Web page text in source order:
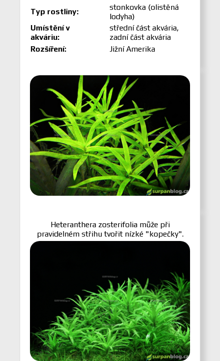
Typ rostliny:
stonkovka (olistěná
lodyha)
Umístění v
akváriu:
střední část akvária,
zadní část akvária
Rozšíření:
Jižní Amerika
Heteranthera zosterifolia může při
pravidelném střihu tvořit nízké "kopečky".